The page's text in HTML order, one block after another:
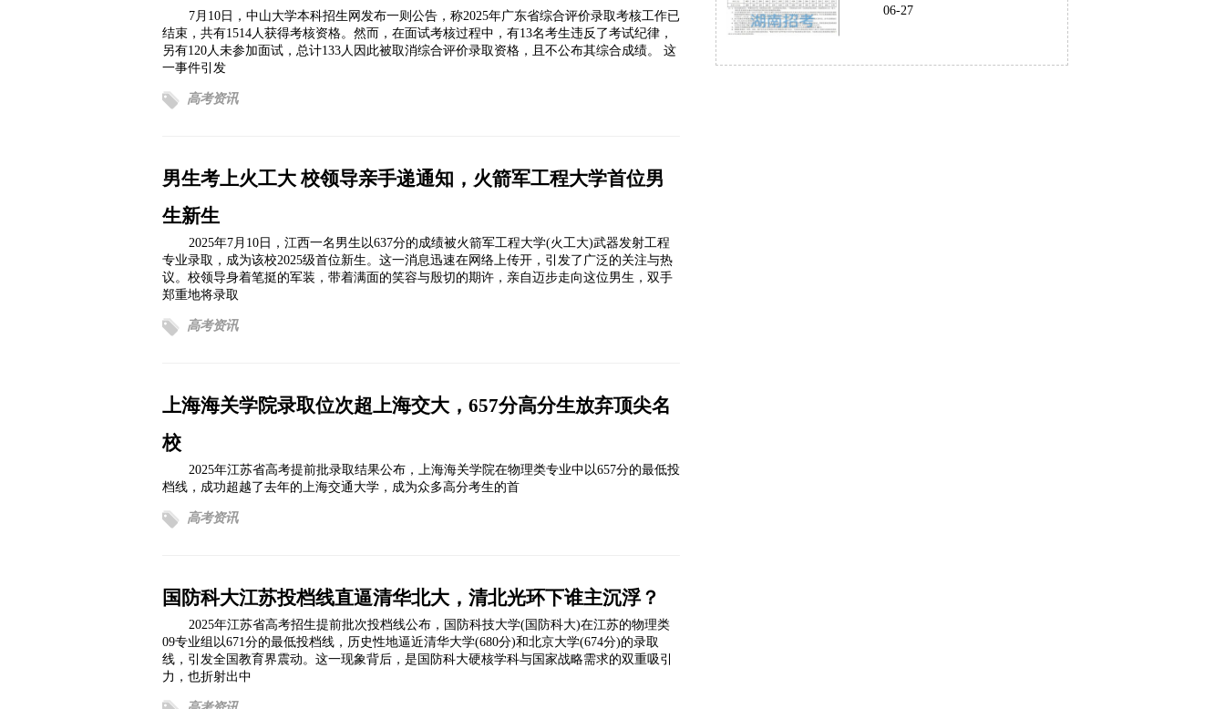
7月10日，中山大学本科招生网发布一则公告，称2025年广东省综合评价录取考核工作已
结束，共有1514人获得考核资格。然而，在面试考核过程中，有13名考生违反了考试纪律，
另有120人未参加面试，总计133人因此被取消综合评价录取资格，且不公布其综合成绩。 这
一事件引发
高考资讯
男生考上火工大 校领导亲手递通知，火箭军工程大学首位男
生新生
2025年7月10日，江西一名男生以637分的成绩被火箭军工程大学(火工大)武器发射工程
专业录取，成为该校2025级首位新生。这一消息迅速在网络上传开，引发了广泛的关注与热
议。校领导身着笔挺的军装，带着满面的笑容与殷切的期许，亲自迈步走向这位男生，双手
郑重地将录取
高考资讯
上海海关学院录取位次超上海交大，657分高分生放弃顶尖名
校
2025年江苏省高考提前批录取结果公布，上海海关学院在物理类专业中以657分的最低投
档线，成功超越了去年的上海交通大学，成为众多高分考生的首
高考资讯
国防科大江苏投档线直逼清华北大，清北光环下谁主沉浮？
2025年江苏省高考招生提前批次投档线公布，国防科技大学(国防科大)在江苏的物理类
09专业组以671分的最低投档线，历史性地逼近清华大学(680分)和北京大学(674分)的录取
线，引发全国教育界震动。这一现象背后，是国防科大硬核学科与国家战略需求的双重吸引
力，也折射出中
06-27